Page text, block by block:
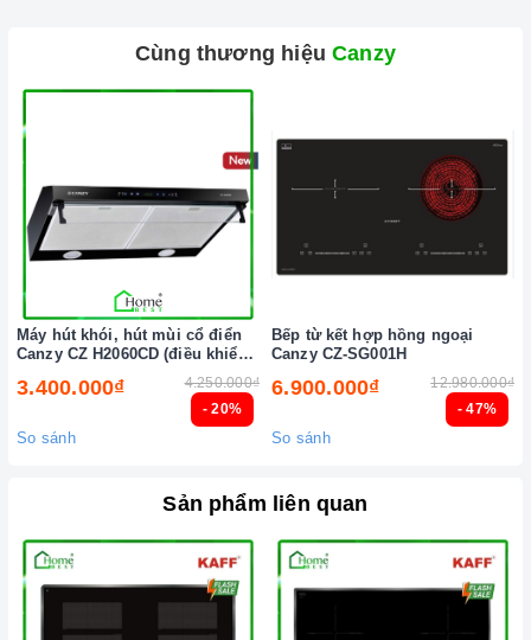
Cùng thương hiệuCanzy
- 20%
Máy hút khói, hút mùi cổ điển
Canzy CZ H2060CD (điều khiển
3.400.000₫ 4.250.000₫
So sánh
- 47%
Bếp từ kết hợp hồng ngoại
Canzy CZ-SG001H
6.900.000₫ 12.980.000₫
So sánh
Sản phẩm liên quan